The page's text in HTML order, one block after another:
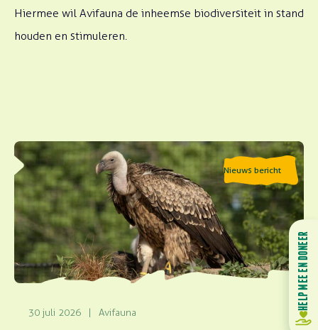
Hiermee wil Avifauna de inheemse biodiversiteit in stand
houden en stimuleren.
Nieuws bericht
30 juli 2026 | Avifauna
Lees meer over Gierendag 2026
HELP MEE EN DONEER